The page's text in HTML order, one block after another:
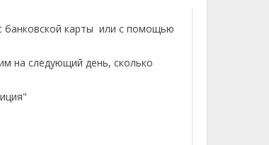
банковской карты или с помощью
на следующий день, сколько